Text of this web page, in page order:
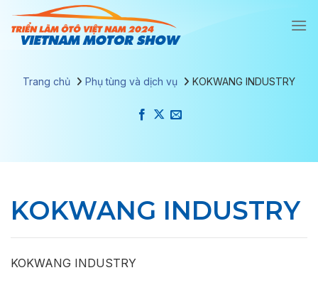
đến
Trang chủ Phụ tùng và dịch vụ KOKWANG INDUSTRY
KOKWANG INDUSTRY
KOKWANG INDUSTRY